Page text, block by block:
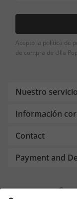
Acepto la política de
de compra de Ulla
Nuestro servicio
Información
Contact
Payment and